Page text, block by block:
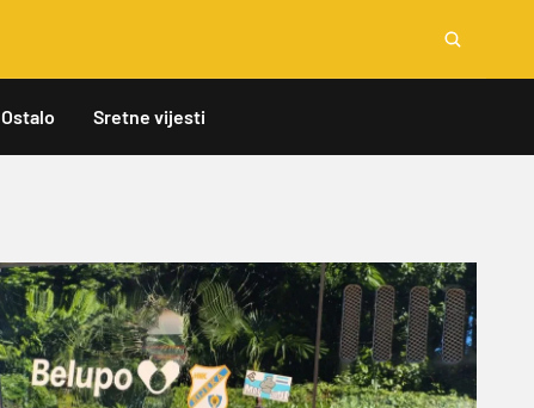
Ostalo Sretne vijesti